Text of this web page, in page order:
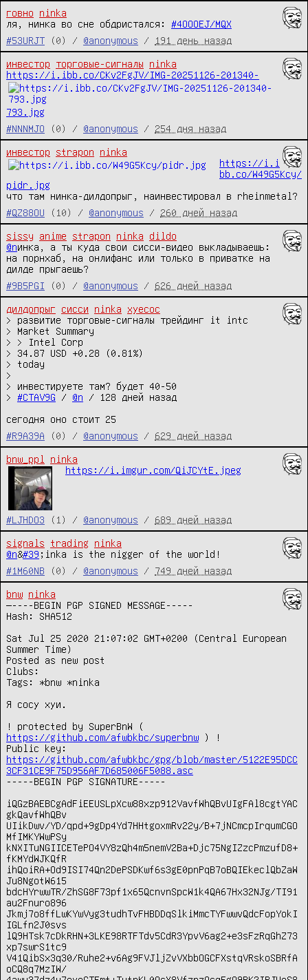
говно
ninka
ля, нинка во сне обдристался: #4OOOEJ/MQX
#53URJT
(0) / @anonymous / 191 день назад
инвестор торговые-сигналы
ninka
https://i.ibb.co/CKv2FgJV/IMG-20251126-201340-
793.jpg
#NNNMJO
(0) / @anonymous / 254 дня назад
инвестор strapon
ninka
https://i.i
bb.co/W49G5Kcy/
pidr.jpg
что там нинка-дилдопрыг, наинвестировал в rheinmetal?
#QZ88OU
(10) / @anonymous / 260 дней назад
sissy anime strapon ninka
dildo
@nинка, а ты куда свои сисси-видео выкладываешь:
на порнхаб, на онлифанс или только в приватке на
дилде прыгаешь?
#9B5PGI
(0) / @anonymous / 626 дней назад
дилдопрыг сисси ninka
хуесос
> развитие торговые-сигналы трейдинг it intc
> Market Summary
> > Intel Corp
> 34.87 USD +0.28 (0.81%)
> today
>
> инвестируете там? будет 40-50
> #CTAV9G / @n / 128 дней назад
сегодня оно стоит 25
#R9A39A
(0) / @anonymous / 629 дней назад
bnw_ppl
ninka
https://i.imgur.com/QiJCYtE.jpeg
#LJHDO3 (1) / @anonymous / 689 дней назад
signals trading
ninka
@n&#39 ;inka is the nigger of the world!
#1M60NB
(0) / @anonymous / 749 дней назад
bnw ninka
—----BEGIN PGP SIGNED MESSAGE-----
Hash: SHA512
Sat Jul 25 2020 21:07:02 GMT+0200 (Central European
Summer Time)
Posted as new post
Clubs:
Tags: *bnw *ninka
Я сосу хуи.
https://github.com/afwbkbc/superbnw ) !
https://github.com/afwbkbc/gpg/blob/master/5122E95DCC
3CF31CE9F75D956AF7D685006F5088.asc
-----BEGIN PGP SIGNATURE-----
iQGzBAEBCgAdFiEEUSLpXcw88xzp912VavfWhQBvUIgFAl8cgtYAC
gkQavfWhQBv
UIikDwv/YD/qpd+9gDp4Yd7HHtgoxmRv22y/B+7jNCmcpIrqumCGO
MfIMKYWwPSy
kNXITuNGIICETePO4VY8zQh4m5nemV2Ba+Djc75NgIZzcPmzufD8+
fKMYdWJKQfR
ihQoiRA+Od9ISI74Qn2DePSDKwf6s3gE0pnPqB7oBQIEkeclQbZaW
Ju8NgotW615
bdcHYrwwTR/ZhSG8F73pf1x65QcnvnSpcW1k4QA67Hx32NJg/TI91
au2Fnuro896
Jkmj7o8ffLwKYwVyg3tudhTvFHBDDqSlkiMmcTYFwwvQdcFopYokI
IGLfn2J0svs
lQ9HTsk7cDkRHN+3LKE98RTFTdv5CdR3YpvV6ag2+e3sFzRqGhZ73
xp7swrS1tc9
V41QibSx3q30/Ruhe2+v6Ag9FVJljZvVXbbOGCFXstqVRskoSBRfA
oCQ8q7MzIW/